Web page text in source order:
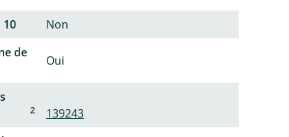
10
Non
de
Oui
2
139243